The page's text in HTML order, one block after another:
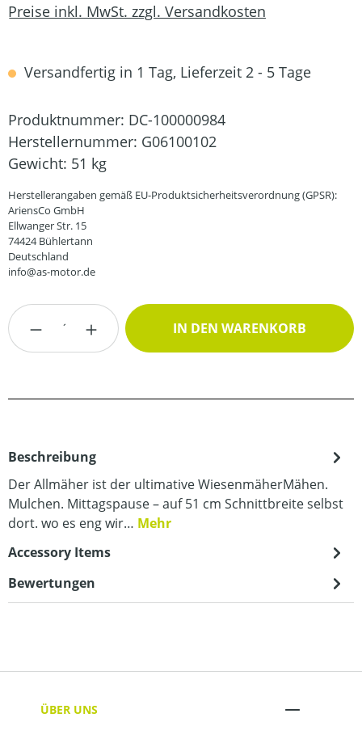
Preise inkl. MwSt. zzgl. Versandkosten
Versandfertig in 1 Tag, Lieferzeit 2 - 5 Tage
Produktnummer: DC-100000984
Herstellernummer: G06100102
Gewicht: 51 kg
Herstellerangaben gemäß EU-Produktsicherheitsverordnung (GPSR):
AriensCo GmbH
Ellwanger Str. 15
74424 Bühlertann
Deutschland
info@as-motor.de
Produkt Anzahl: Gib den gewünschten
IN DEN WARENKORB
Beschreibung
Der Allmäher ist der ultimative WiesenmäherMähen.
Mulchen. Mittagspause – auf 51 cm Schnittbreite selbst
dort. wo es eng wir… Mehr
Accessory Items
Bewertungen
ÜBER UNS